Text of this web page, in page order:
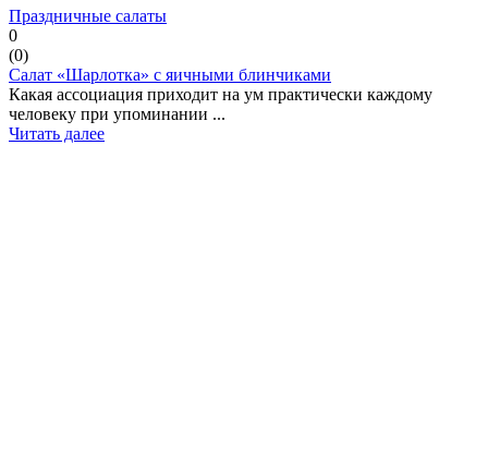
Праздничные салаты
0
(0)
Салат «Шарлотка» с яичными блинчиками
Какая ассоциация приходит на ум практически каждому
человеку при упоминании ...
Читать далее